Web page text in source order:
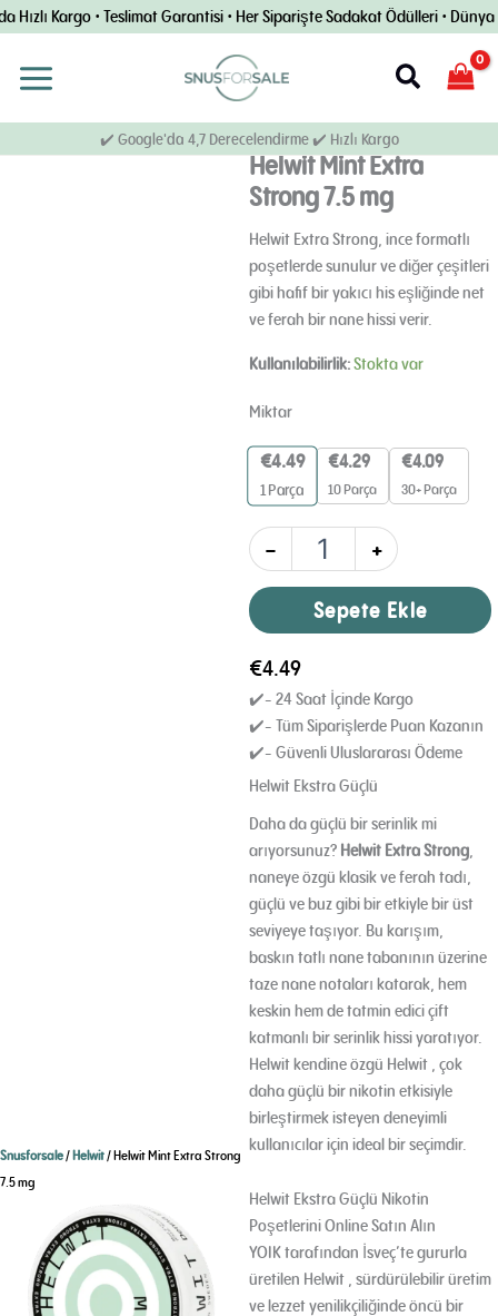
İçeriğe
geç
Kargo • Teslimat Garantisi • Her Siparişte Sadakat Ödülleri •
Arama
✔️ Google'da 4,7 Derecelendirme ✔️ Hızlı Kargo
Snusforsale/Helwit/ Helwit Mint Extra Strong
7.5 mg
Helwit Mint Extra
Strong 7.5 mg
Helwit Extra Strong, ince formatlı
poşetlerde sunulur ve diğer çeşitleri
gibi hafif bir yakıcı his eşliğinde net
ve ferah bir nane hissi verir.
Kullanılabilirlik:Stokta var
Miktar
€4.49
1Parça
€4.29
10 Parça
€4.09
30+ Parça
-
Helwit
Güçlü
mg
miktarı
+
Sepete Ekle
€4.49
✔️- 24 Saat İçinde Kargo
✔️- Tüm Siparişlerde Puan Kazanın
✔️- Güvenli Uluslararası Ödeme
Helwit Ekstra Güçlü
Daha da güçlü bir serinlik mi
arıyorsunuz? Helwit Extra Strong,
naneye özgü klasik ve ferah tadı,
güçlü ve buz gibi bir etkiyle bir üst
seviyeye taşıyor. Bu karışım,
baskın tatlı nane tabanının üzerine
taze nane notaları katarak, hem
keskin hem de tatmin edici çift
katmanlı bir serinlik hissi yaratıyor.
Helwit kendine özgü Helwit , çok
daha güçlü bir nikotin etkisiyle
birleştirmek isteyen deneyimli
kullanıcılar için ideal bir seçimdir.
Helwit Ekstra Güçlü Nikotin
Poşetlerini Online Satın Alın
YOIK tarafından İsveç’te gururla
üretilen Helwit , sürdürülebilir üretim
ve lezzet yenilikçiliğinde öncü bir